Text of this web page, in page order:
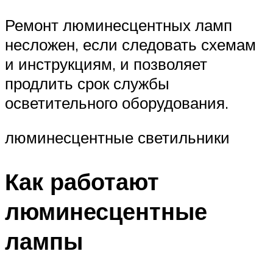
Ремонт люминесцентных ламп
несложен, если следовать схемам
и инструкциям, и позволяет
продлить срок службы
осветительного оборудования.
люминесцентные светильники
Как работают
люминесцентные
лампы